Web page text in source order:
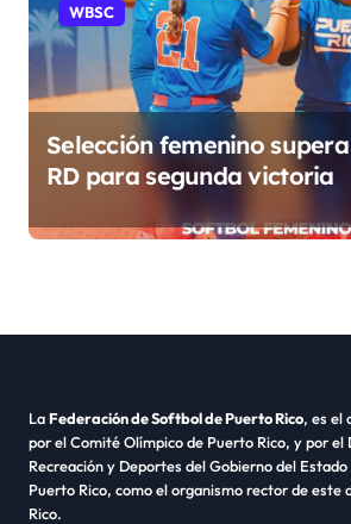
WBSC
Selección femenino
RD para segunda victoria
LaFederación de Softbol de Puerto Rico, es el
por el Comité Olímpico de Puerto Rico, y por
Recreación y Deportes del Gobierno del
Puerto Rico, como el organismo rector de este
Rico.